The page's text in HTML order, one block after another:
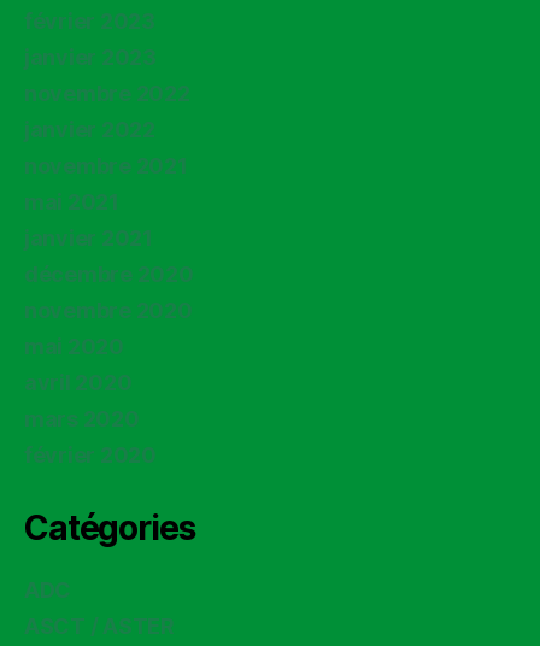
février 2023
janvier 2023
novembre 2022
janvier 2022
novembre 2021
mai 2021
janvier 2021
décembre 2020
novembre 2020
mai 2020
avril 2020
mars 2020
février 2020
Catégories
ADC
ASCT / ASTER